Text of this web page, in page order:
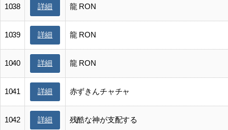
1038 詳細 龍 RON
1039 詳細 龍 RON
1040 詳細 龍 RON
1041 詳細 赤ずきんチャチャ
1042 詳細 残酷な神が支配する